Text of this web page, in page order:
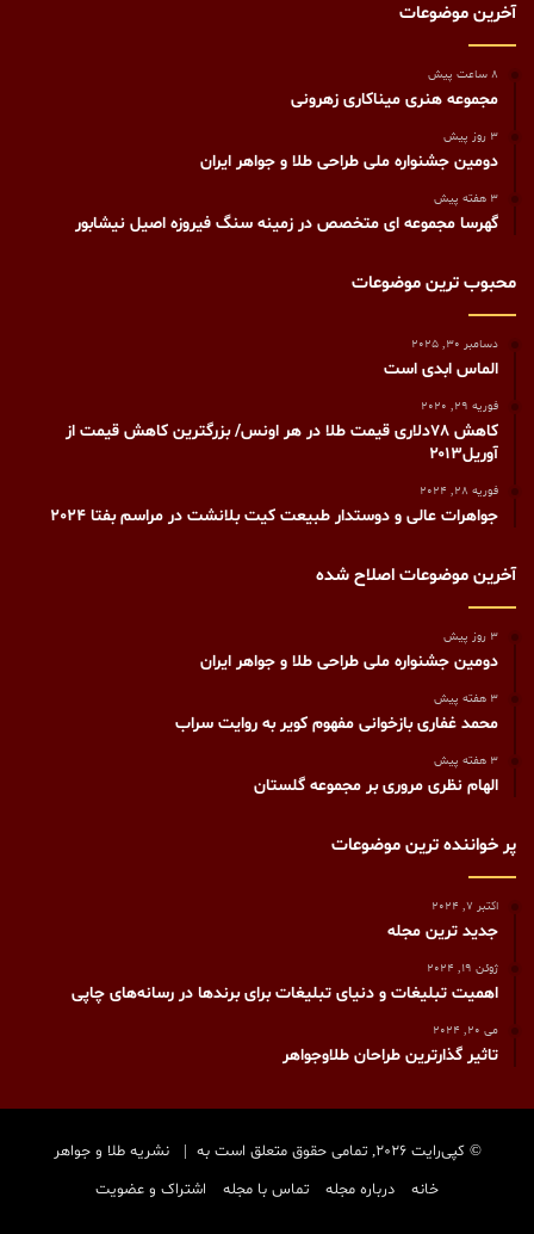
آخرین موضوعات
8 ساعت پیش
مجموعه هنری میناکاری زهرونی
3 روز پیش
دومین جشنواره ملی طراحی طلا و جواهر ایران
3 هفته پیش
گهرسا مجموعه ای متخصص در زمینه سنگ فیروزه اصیل نیشابور
محبوب ترین موضوعات
دسامبر 30, 2025
الماس ابدی است
فوریه 29, 2020
کاهش ۷۸دلاری قیمت طلا در هر اونس/ بزرگترین کاهش قیمت از
آوریل۲۰۱۳
فوریه 28, 2024
جواهرات عالی و دوستدار طبیعت کیت بلانشت در مراسم بفتا 2024
آخرین موضوعات اصلاح شده
3 روز پیش
دومین جشنواره ملی طراحی طلا و جواهر ایران
3 هفته پیش
محمد غفاری بازخوانی مفهوم کویر به روایت سراب
3 هفته پیش
الهام نظری مروری بر مجموعه گلستان
پر خواننده ترین موضوعات
اکتبر 7, 2024
جدید ترین مجله
ژوئن 19, 2024
اهمیت تبلیغات و دنیای تبلیغات برای برندها در رسانه‌های چاپی
می 20, 2024
تاثیر گذارترین طراحان طلاوجواهر
© کپی‌رایت 2026, تمامی حقوق متعلق است به |
نشریه طلا و جواهر
خانه
درباره مجله تماس با مجله اشتراک و عضویت